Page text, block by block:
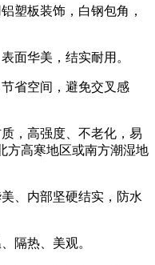
塑板装饰，白钢包角，
面华美，结实耐用。
省空间，避免交叉感
，高强度、不老化，易
方高寒地区或南方潮湿地
、内部坚硬结实，防水
隔热、美观。